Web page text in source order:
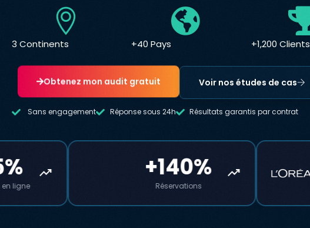
3 Continents +40 Pays +1,200 Clients
Obtenez mon audit gratuit Voir nos études de cas
Sans engagement Réponse sous 24h Résultats garantis par contrat
+195%
Engagement social